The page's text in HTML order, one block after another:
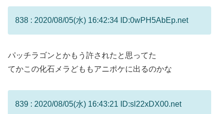
838 : 2020/08/05(水) 16:42:34 ID:0wPH5AbEp.net
パッチラゴンとかもう許されたと思ってた
てかこの化石メラどももアニポケに出るのかな
839 : 2020/08/05(水) 16:43:21 ID:sl22xDX00.net